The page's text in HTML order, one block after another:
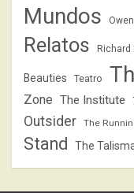
Mundos
Relatos Richard
Beauties Teatro
Zone The Institute
Outsider
The
Stand
The